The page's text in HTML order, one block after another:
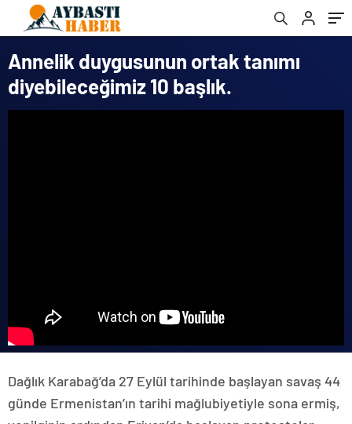
Annelik duygusunun ortak tanımı
diyebileceğimiz 10 başlık.
Dağlık Karabağ’da 27 Eylül tarihinde başlayan savaş 44
günde Ermenistan’ın tarihi mağlubiyetiyle sona ermiş,